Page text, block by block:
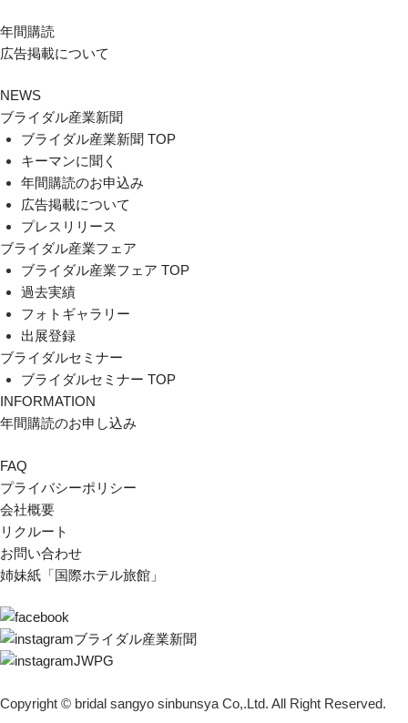
年間購読
広告掲載について
NEWS
ブライダル産業新聞
ブライダル産業新聞 TOP
キーマンに聞く
年間購読のお申込み
広告掲載について
プレスリリース
ブライダル産業フェア
ブライダル産業フェア TOP
過去実績
フォトギャラリー
出展登録
ブライダルセミナー
ブライダルセミナー TOP
INFORMATION
年間購読のお申し込み
FAQ
プライバシーポリシー
会社概要
リクルート
お問い合わせ
姉妹紙「国際ホテル旅館」
ブライダル産業新聞
JWPG
Copyright © bridal sangyo sinbunsya Co,.Ltd. All Right Reserved.